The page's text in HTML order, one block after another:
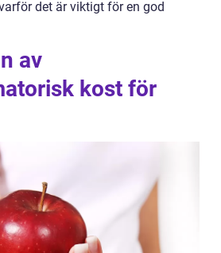
det är viktigt för en god
av
kost för